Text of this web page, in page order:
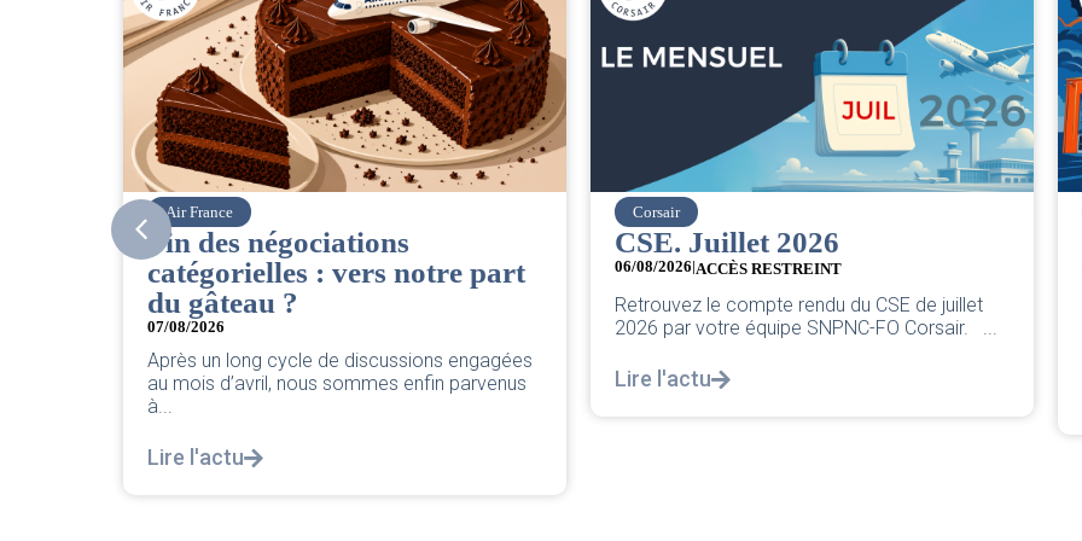
Corsair
CSE. Juillet 2026
06/08/2026|ACCÈS RESTREINT
Retrouvez le compte rendu du CSE de juillet
2026 par votre équipe SNPNC-FO Corsair. ...
Lire l'actu
easyJet
Grève chez easyJet
05/08/2026
Chers collègues, La direction vient de sortir sa
classique pleurnicherie corporate. On va la
décortiquer...
Lire l'actu